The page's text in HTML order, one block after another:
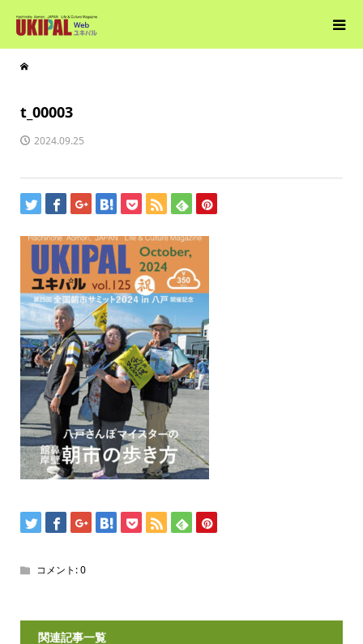
t_00003
2024.09.25
コメント:0
関連記事一覧